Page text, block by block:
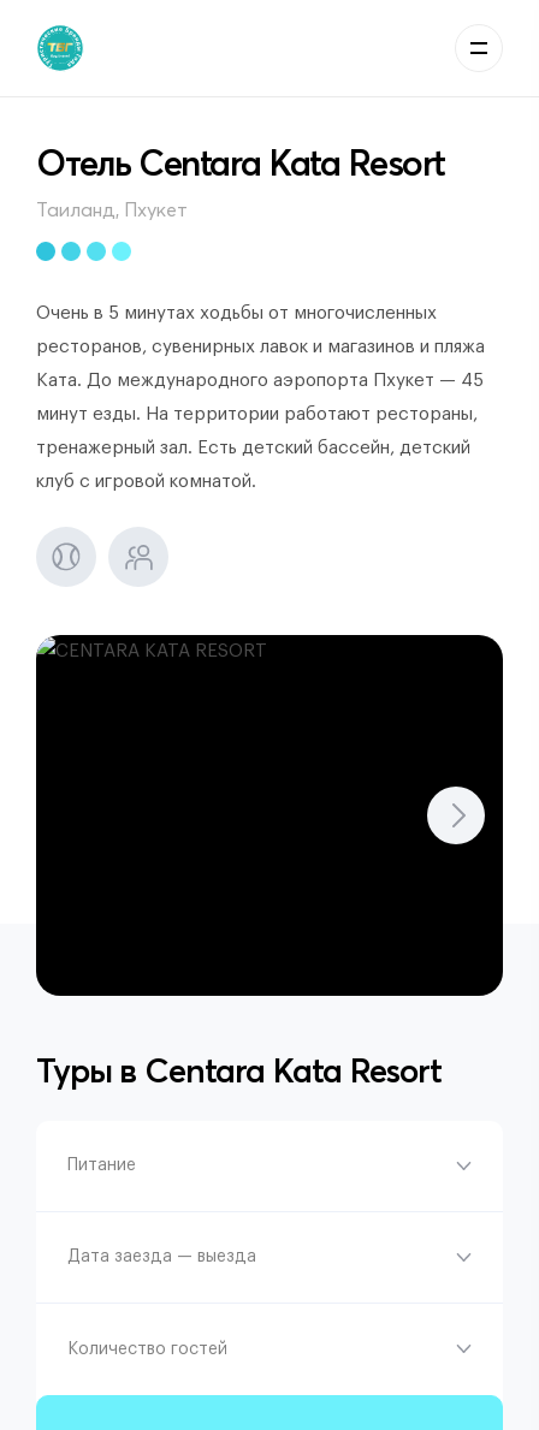
Отель Centara Kata Resort
Таиланд, Пхукет
Очень в 5 минутах ходьбы от многочисленных
ресторанов, сувенирных лавок и магазинов и пляжа
Ката. До международного аэропорта Пхукет — 45
минут езды. На территории работают рестораны,
тренажерный зал. Есть детский бассейн, детский
клуб с игровой комнатой.
Туры в Centara Kata Resort
Питание
Дата заезда — выезда
Количество гостей